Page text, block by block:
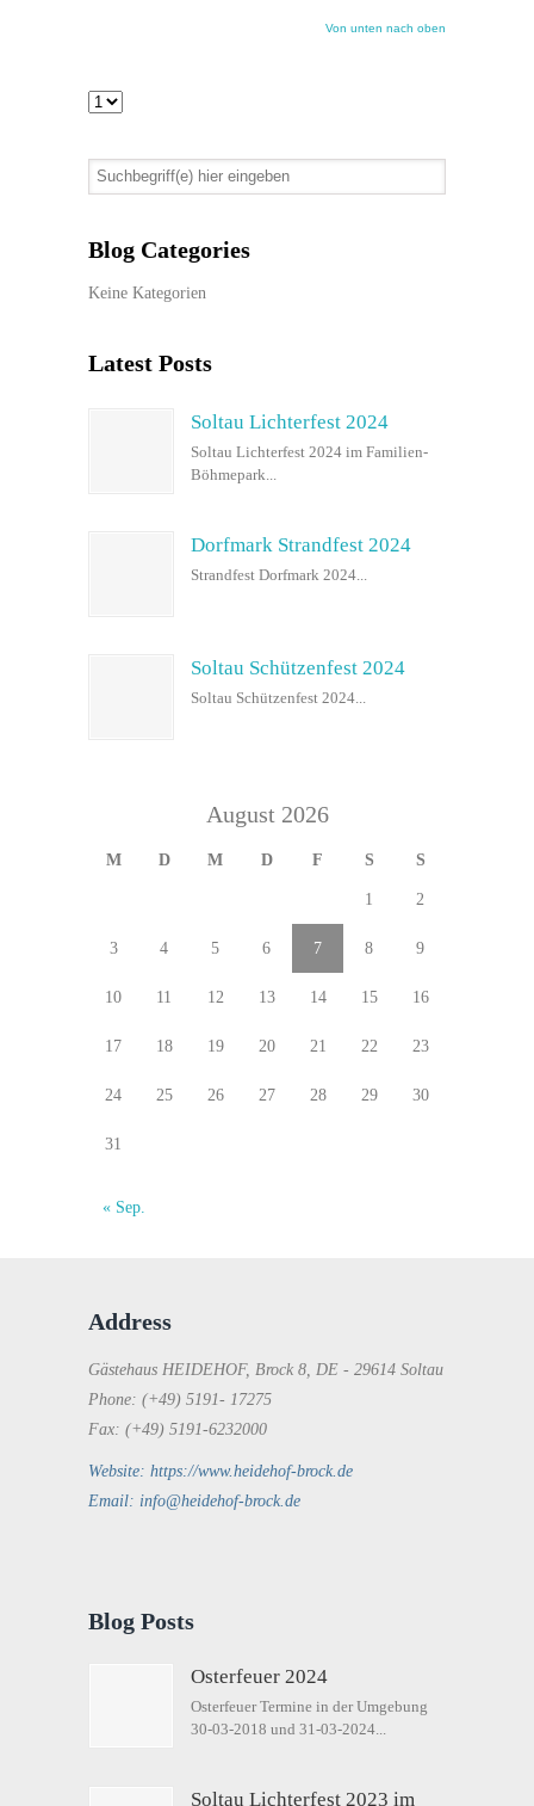
Von unten nach oben
Blog Categories
Keine Kategorien
Latest Posts
Soltau Lichterfest 2024
Soltau Lichterfest 2024 im Familien-
Böhmepark...
Dorfmark Strandfest 2024
Strandfest Dorfmark 2024...
Soltau Schützenfest 2024
Soltau Schützenfest 2024...
August 2026
M D M D F S S
1 2
3 4 5 6 7 8 9
10 11 12 13 14 15 16
17 18 19 20 21 22 23
24 25 26 27 28 29 30
31
« Sep.
Address
Gästehaus HEIDEHOF, Brock 8, DE - 29614 Soltau
Phone: (+49) 5191- 17275
Fax: (+49) 5191-6232000
Website: https://www.heidehof-brock.de
Email: info@heidehof-brock.de
Blog Posts
Osterfeuer 2024
Osterfeuer Termine in der Umgebung
30-03-2018 und 31-03-2024...
Soltau Lichterfest 2023 im